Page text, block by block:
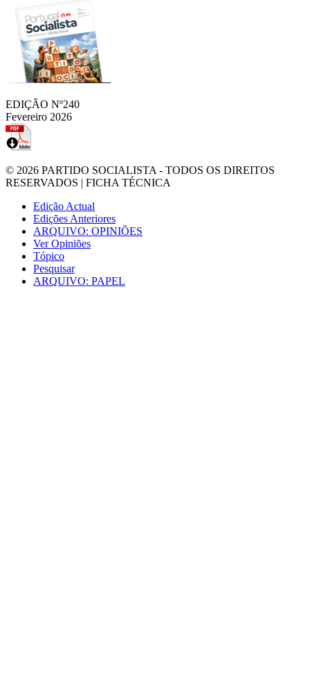
EDIÇÃO Nº240
Fevereiro 2026
© 2026 PARTIDO SOCIALISTA - TODOS OS DIREITOS
RESERVADOS | FICHA TÉCNICA
Edição Actual
Edições Anteriores
ARQUIVO: OPINIÕES
Ver Opiniões
Tópico
Pesquisar
ARQUIVO: PAPEL